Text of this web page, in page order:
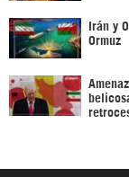
Irán y
Ormuz